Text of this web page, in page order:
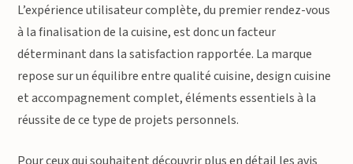
L’expérience utilisateur complète, du premier rendez-vous
à la finalisation de la cuisine, est donc un facteur
déterminant dans la satisfaction rapportée. La marque
repose sur un équilibre entre qualité cuisine, design cuisine
et accompagnement complet, éléments essentiels à la
réussite de ce type de projets personnels.